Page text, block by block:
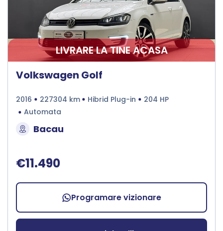
LIVRARE LA TINE ACASA
Volkswagen Golf
2016 227304 km Hibrid Plug-in
204 HP
Automata
Bacau
€11.490
Programare vizionare